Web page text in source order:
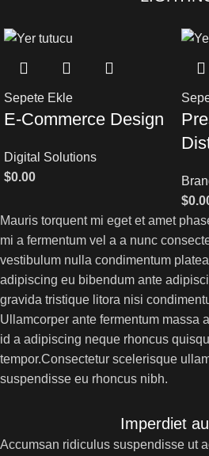
Sepete Ekle
E-Commerce Design
Digital Solutions
$0.00
$
Mauris torquent mi eget et amet
mi a fermentum vel a a nunc
vestibulum nulla condimentum
adipiscing eu bibendum ante
gravida tristique litora nisi
Ullamcorper ante fermentum massa
id a adipiscing neque rhoncus
tempor.Consectetur scelerisque
suspendisse eu rhoncus nibh.
Imperdiet
Accumsan ridiculus suspendisse ut